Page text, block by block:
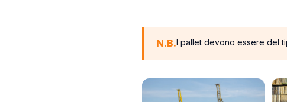
N.B.I pallet devono essere del